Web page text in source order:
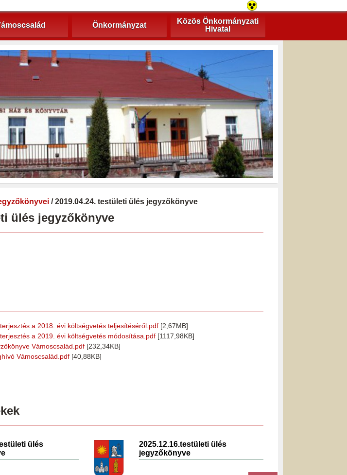
Önkormányzat
Közös Önkormányzati
Hivatal
/ 2019.04.24. testületi ülés jegyzőkönyve
ülés jegyzőkönyve
a 2018. évi költségvetés teljesítéséről.pdf [2,67MB]
a 2019. évi költségvetés módosítása.pdf [1117,98KB]
Vámoscsalád.pdf [232,34KB]
Vámoscsalád.pdf [40,88KB]
ülés
2025.12.16.testületi ülés
jegyzőkönyve